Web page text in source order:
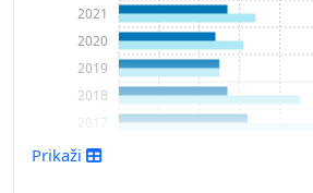
2016
2017
2018
2019
2020
2021
Prikaži